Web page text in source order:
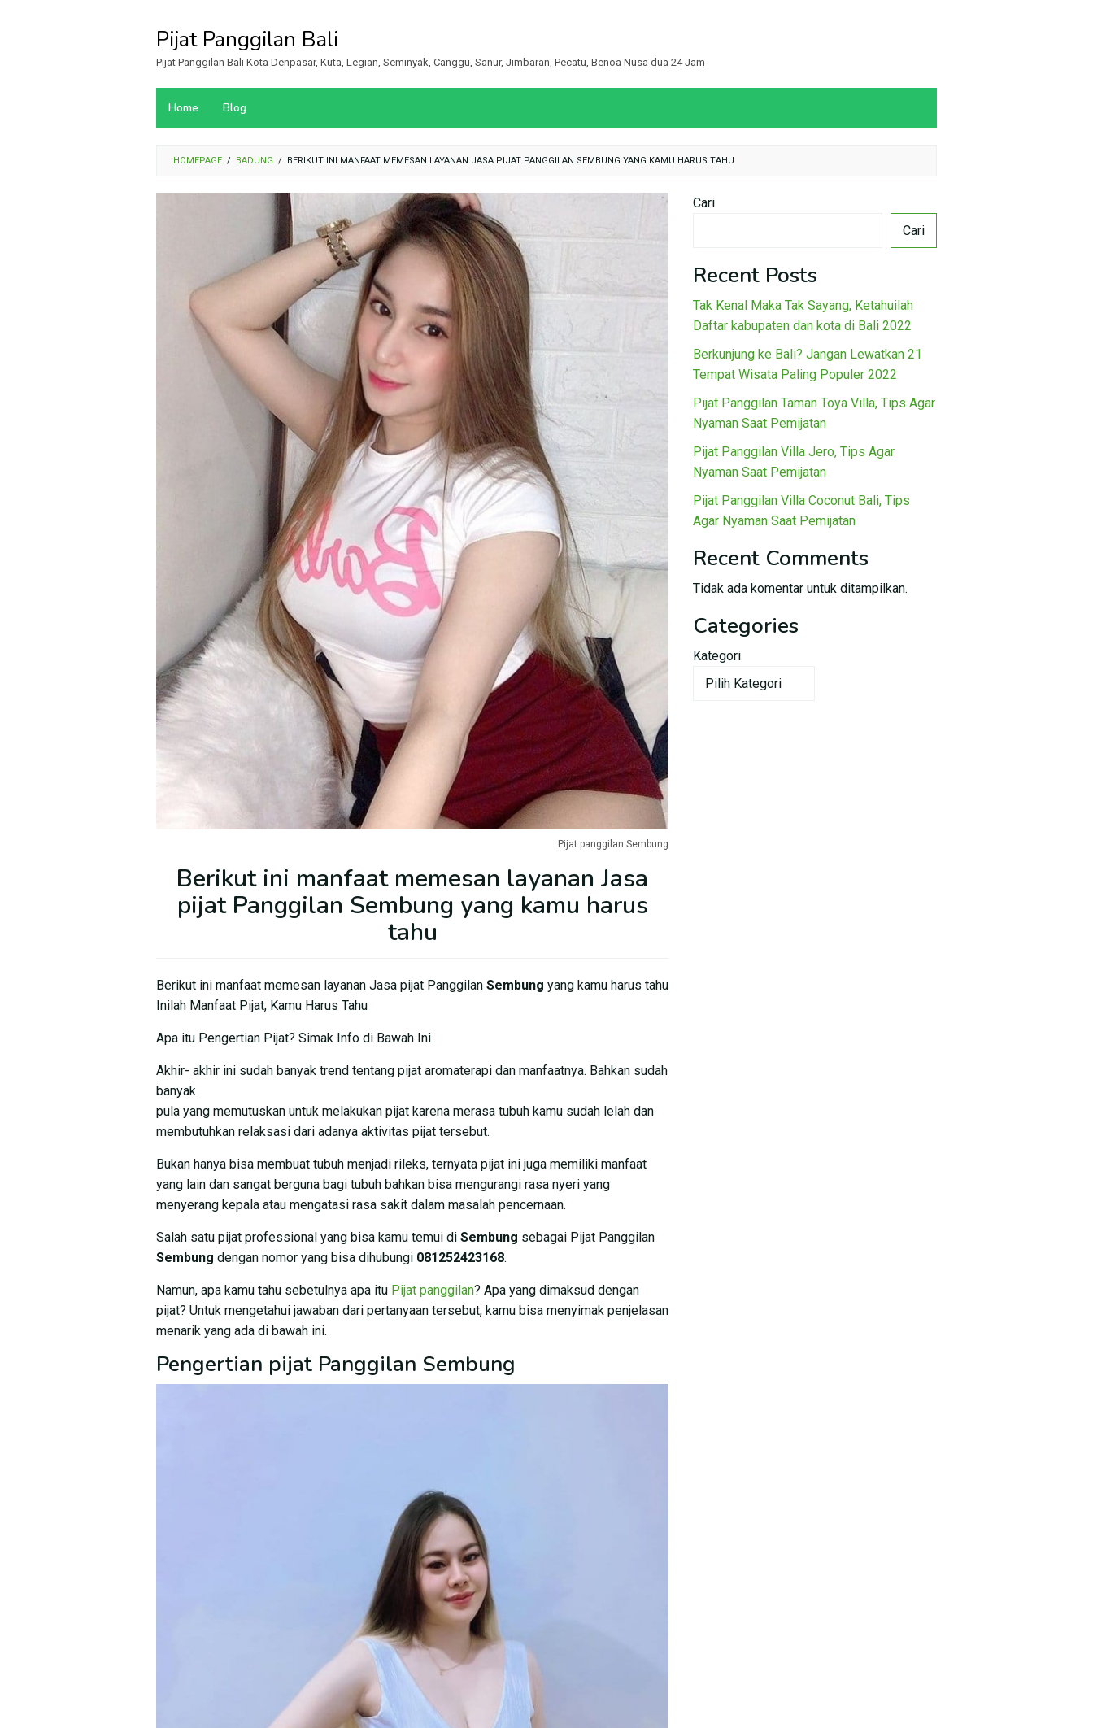
Pijat Panggilan Bali
Pijat Panggilan Bali Kota Denpasar, Kuta, Legian, Seminyak, Canggu, Sanur, Jimbaran, Pecatu, Benoa Nusa dua 24 Jam
Home Blog
HOMEPAGE / BADUNG / BERIKUT INI MANFAAT MEMESAN LAYANAN JASA PIJAT PANGGILAN SEMBUNG YANG KAMU HARUS TAHU
Pijat panggilan Sembung
Berikut ini manfaat memesan layanan Jasa
pijat Panggilan Sembung yang kamu harus
tahu
Berikut ini manfaat memesan layanan Jasa pijat Panggilan Sembung yang kamu harus tahu
Inilah Manfaat Pijat, Kamu Harus Tahu
Apa itu Pengertian Pijat? Simak Info di Bawah Ini
Akhir- akhir ini sudah banyak trend tentang pijat aromaterapi dan manfaatnya. Bahkan sudah
banyak
pula yang memutuskan untuk melakukan pijat karena merasa tubuh kamu sudah lelah dan
membutuhkan relaksasi dari adanya aktivitas pijat tersebut.
Bukan hanya bisa membuat tubuh menjadi rileks, ternyata pijat ini juga memiliki manfaat
yang lain dan sangat berguna bagi tubuh bahkan bisa mengurangi rasa nyeri yang
menyerang kepala atau mengatasi rasa sakit dalam masalah pencernaan.
Salah satu pijat professional yang bisa kamu temui di Sembung sebagai Pijat Panggilan
Sembung dengan nomor yang bisa dihubungi 081252423168.
Namun, apa kamu tahu sebetulnya apa itu Pijat panggilan? Apa yang dimaksud dengan
pijat? Untuk mengetahui jawaban dari pertanyaan tersebut, kamu bisa menyimak penjelasan
menarik yang ada di bawah ini.
Pengertian pijat Panggilan Sembung
Cari
Cari
Recent Posts
Tak Kenal Maka Tak Sayang, Ketahuilah
Daftar kabupaten dan kota di Bali 2022
Berkunjung ke Bali? Jangan Lewatkan 21
Tempat Wisata Paling Populer 2022
Pijat Panggilan Taman Toya Villa, Tips Agar
Nyaman Saat Pemijatan
Pijat Panggilan Villa Jero, Tips Agar
Nyaman Saat Pemijatan
Pijat Panggilan Villa Coconut Bali, Tips
Agar Nyaman Saat Pemijatan
Recent Comments
Tidak ada komentar untuk ditampilkan.
Categories
Kategori